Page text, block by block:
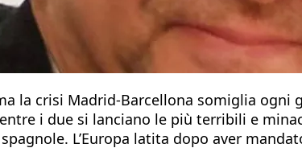
la crisi Madrid-Barcellona somiglia
i due si lanciano le più terribili e
L’Europa latita dopo aver